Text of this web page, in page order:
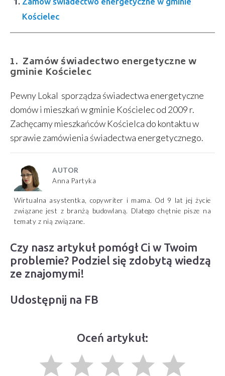
Kościelec
Zamów świadectwo energetyczne w
gminie Kościelec
Pewny Lokal sporządza świadectwa energetyczne
domów i mieszkań w gminie Kościelec od 2009 r.
Zachęcamy mieszkańców Kościelca do kontaktu w
sprawie zamówienia świadectwa energetycznego.
AUTOR
Anna Partyka
Wirtualna asystentka, copywriter i mama. Od 9 lat jej życie
związane jest z branżą budowlaną. Dlatego chętnie pisze na
tematy z nią związane.
Czy nasz artykuł pomógł Ci w Twoim
problemie? Podziel się zdobytą wiedzą
ze znajomymi!
Udostępnij na FB
Oceń artykuł:
grade grade grade grade grade